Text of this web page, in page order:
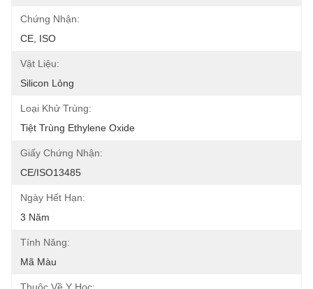
Chứng Nhận:
CE, ISO
Vật Liệu:
Silicon Lỏng
Loại Khử Trùng:
Tiệt Trùng Ethylene Oxide
Giấy Chứng Nhận:
CE/ISO13485
Ngày Hết Hạn:
3 Năm
Tính Năng:
Mã Màu